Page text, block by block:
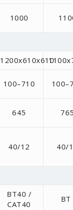
1000
1200x610x610
100–710
645
40/12 40/
BT40 /
CAT40